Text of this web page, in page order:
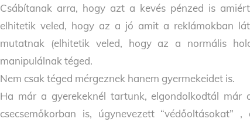
Csábítanak arra, hogy azt a kevés pénzed is
elhitetik veled, hogy az a jó amit a reklámokban
mutatnak (elhitetik veled, hogy az a normális
manipulálnak téged.
Nem csak téged mérgeznek hanem gyermekeidet is.
Ha már a gyerekeknél tartunk, elgondolkodtál
csecsemőkorban is, úgynevezett